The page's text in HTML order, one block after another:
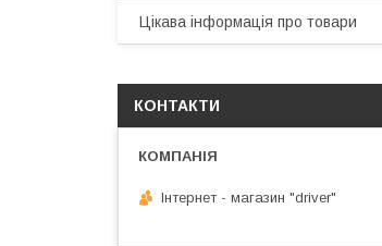
Цікава інформація про товари
КОНТАКТИ
Інтернет - магазин "driver"